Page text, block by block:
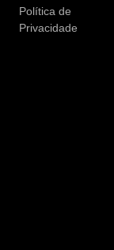
Política de
Privacidade